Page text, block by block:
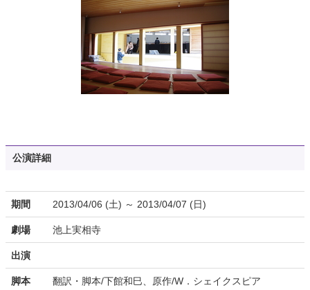
公演詳細
期間 2013/04/06 (土) ～ 2013/04/07 (日)
劇場 池上実相寺
出演
脚本 翻訳・脚本/下館和巳、原作/W．シェイクスピア